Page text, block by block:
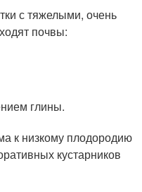
с тяжелыми, очень
почвы:
глины.
к низкому плодородию
кустарников